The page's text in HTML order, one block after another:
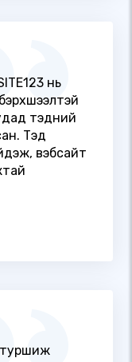
нь
тэдний
Тэд
вэбсайт
туршиж